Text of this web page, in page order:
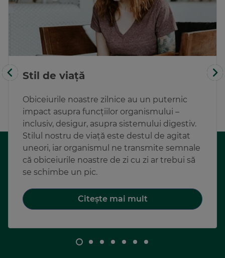
Stil de viață
Obiceiurile noastre zilnice au un puternic
impact asupra funcțiilor organismului –
inclusiv, desigur, asupra sistemului digestiv.
Stilul nostru de viață este destul de agitat
uneori, iar organismul ne transmite semnale
că obiceiurile noastre de zi cu zi ar trebui să
se schimbe un pic.
Citește mai mult